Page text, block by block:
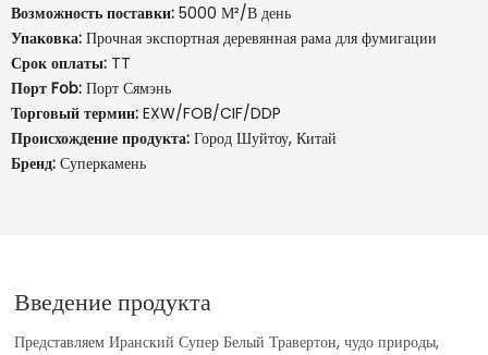
Возможность поставки: 5000 М²/В день
Упаковка: Прочная экспортная деревянная рама для фумигации
Срок оплаты: TT
Порт Fob: Порт Сямэнь
Торговый термин: EXW/FOB/CIF/DDP
Происхождение продукта: Город Шуйтоу, Китай
Бренд: Суперкамень
Введение продукта
Представляем Иранский Супер Белый Травертон, чудо природы,